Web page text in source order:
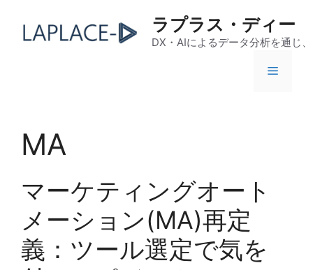
ラプラス・ディー
DX・AIによるデータ分析を通じ
メ
MA
マーケティングオート
メーション(MA)再定
義：ツール選定で気を